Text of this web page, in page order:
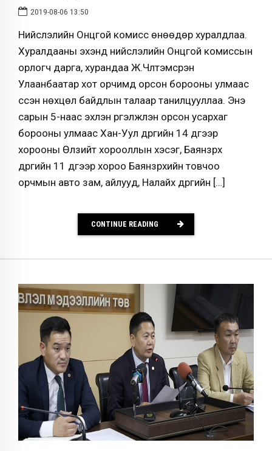
2019-08-06 13:50
Нийслэлийн Онцгой комисс өнөөдөр хуралдлаа.
Хуралдааны эхэнд нийслэлийн Онцгой комиссын
орлогч дарга, хурандаа Ж.Чүлтэмсүрэн
Улаанбаатар хот орчимд орсон борооны улмаас
үүссэн нөхцөл байдлын талаар танилцууллаа. Энэ
сарын 5-наас эхлэн үргэлжлэн орсон усархаг
борооны улмаас Хан-Уул дүүргийн 14 дүгээр
хорооны Өлзийт хорооллын хэсэг, Баянзүрх
дүүргийн 11 дүгээр хороо Баянзүрхийн товчоо
орчмын авто зам, айлууд, Налайх дүүргийн […]
CONTINUE READING